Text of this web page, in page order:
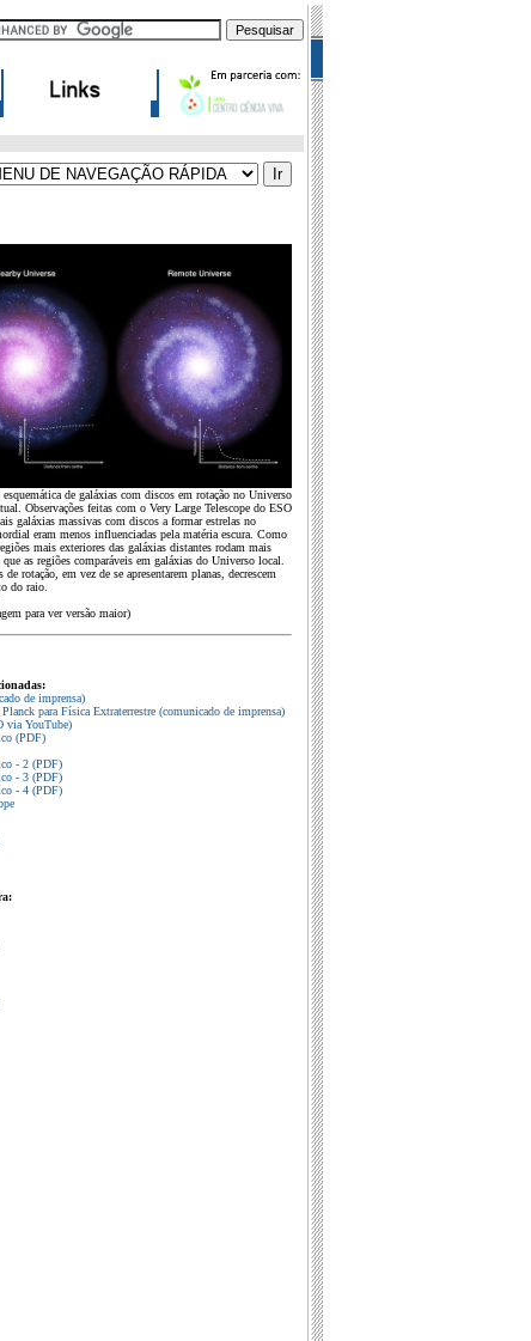
esquemática de galáxias com discos em rotação no Universo
Observações feitas com o Very Large Telescope do ESO
galáxias massivas com discos a formar estrelas no
eram menos influenciadas pela matéria escura. Como
mais exteriores das galáxias distantes rodam mais
as regiões comparáveis em galáxias do Universo local.
de rotação, em vez de se apresentarem planas, decrescem
do raio.
para ver versão maior)
de imprensa)
para Física Extraterrestre (comunicado de imprensa)
via YouTube)
(PDF)
- 2 (PDF)
- 3 (PDF)
- 4 (PDF)